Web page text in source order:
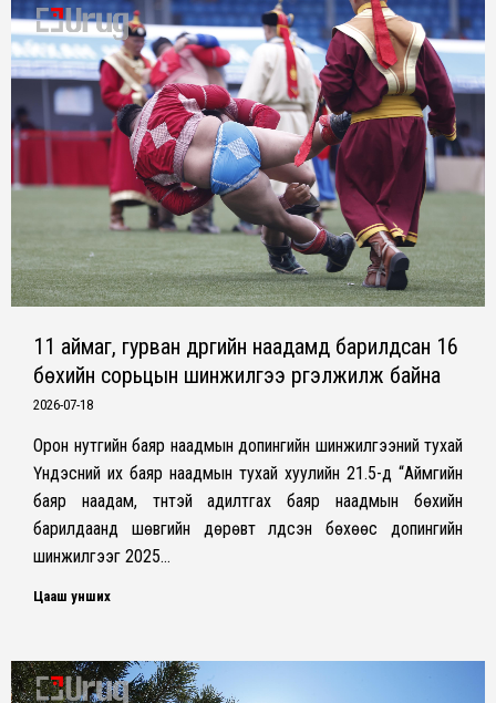
11 аймаг, гурван дүүргийн наадамд барилдсан 16
бөхийн сорьцын шинжилгээ үргэлжилж байна
2026-07-18
Орон нутгийн баяр наадмын допингийн шинжилгээний тухай
Үндэсний их баяр наадмын тухай хуулийн 21.5-д “Аймгийн
баяр наадам, түүнтэй адилтгах баяр наадмын бөхийн
барилдаанд шөвгийн дөрөвт үлдсэн бөхөөс допингийн
шинжилгээг 2025…
Цааш унших